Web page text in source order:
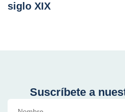
siglo XIX
Suscríbete a